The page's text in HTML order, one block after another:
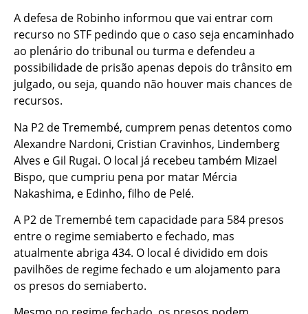
A defesa de Robinho informou que vai entrar com
recurso no STF pedindo que o caso seja encaminhado
ao plenário do tribunal ou turma e defendeu a
possibilidade de prisão apenas depois do trânsito em
julgado, ou seja, quando não houver mais chances de
recursos.
Na P2 de Tremembé, cumprem penas detentos como
Alexandre Nardoni, Cristian Cravinhos, Lindemberg
Alves e Gil Rugai. O local já recebeu também Mizael
Bispo, que cumpriu pena por matar Mércia
Nakashima, e Edinho, filho de Pelé.
A P2 de Tremembé tem capacidade para 584 presos
entre o regime semiaberto e fechado, mas
atualmente abriga 434. O local é dividido em dois
pavilhões de regime fechado e um alojamento para
os presos do semiaberto.